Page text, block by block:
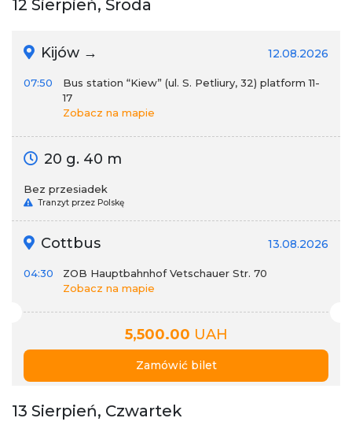
12 Sierpień, Środa
Kijów → 12.08.2026
07:50
Bus station “Kiew” (ul. S. Petliury, 32) platform 11-
17
Zobacz na mapie
20 g. 40 m
Bez przesiadek
Tranzyt przez Polskę
Cottbus 13.08.2026
04:30
ZOB Hauptbahnhof Vetschauer Str. 70
Zobacz na mapie
5,500.00 UAH
Zamówić bilet
13 Sierpień, Czwartek